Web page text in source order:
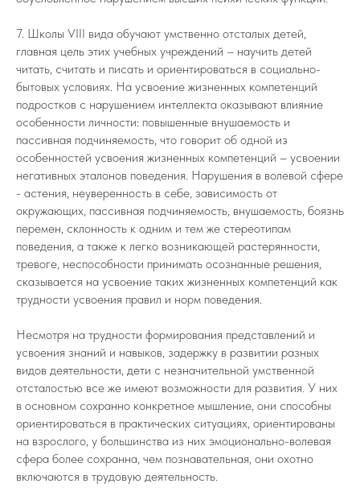
7. Школы VIII вида обучают умственно отсталых детей,
главная цель этих учебных учреждений – научить детей
читать, считать и писать и ориентироваться в социально-
бытовых условиях. На усвоение жизненных компетенций
подростков с нарушением интеллекта оказывают влияние
особенности личности: повышенные внушаемость и
пассивная подчиняемость, что говорит об одной из
особенностей усвоения жизненных компетенций – усвоении
негативных эталонов поведения. Нарушения в волевой сфере
- астения, неуверенность в себе, зависимость от
окружающих, пассивная подчиняемость, внушаемость, боязнь
перемен, склонность к одним и тем же стереотипам
поведения, а также к легко возникающей растерянности,
тревоге, неспособности принимать осознанные решения,
сказывается на усвоение таких жизненных компетенций как
трудности усвоения правил и норм поведения.
Несмотря на трудности формирования представлений и
усвоения знаний и навыков, задержку в развитии разных
видов деятельности, дети с незначительной умственной
отсталостью все же имеют возможности для развития. У них
в основном сохранно конкретное мышление, они способны
ориентироваться в практических ситуациях, ориентированы
на взрослого, у большинства из них эмоционально-волевая
сфера более сохранна, чем познавательная, они охотно
включаются в трудовую деятельность.